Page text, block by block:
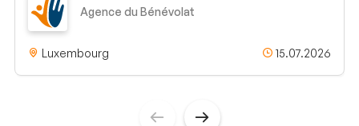
Agence du Bénévolat
Luxembourg 15.07.2026